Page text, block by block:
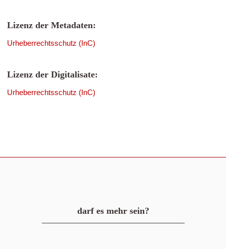
Lizenz der Metadaten:
Urheberrechtsschutz (InC)
Lizenz der Digitalisate:
Urheberrechtsschutz (InC)
darf es mehr sein?